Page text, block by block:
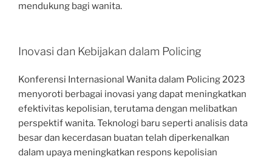
mendukung bagi wanita.
Inovasi dan Kebijakan dalam Policing
Konferensi Internasional Wanita dalam Policing 2023
menyoroti berbagai inovasi yang dapat meningkatkan
efektivitas kepolisian, terutama dengan melibatkan
perspektif wanita. Teknologi baru seperti analisis data
besar dan kecerdasan buatan telah diperkenalkan
dalam upaya meningkatkan respons kepolisian